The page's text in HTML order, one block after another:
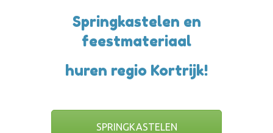
Springkastelen en
feestmateriaal
huren regio Kortrijk!
SPRINGKASTELEN